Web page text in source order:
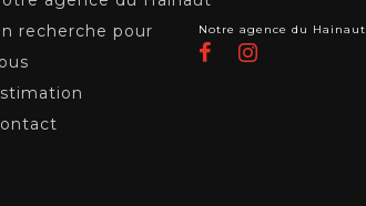
recherche pour
Notre agence du Hainaut